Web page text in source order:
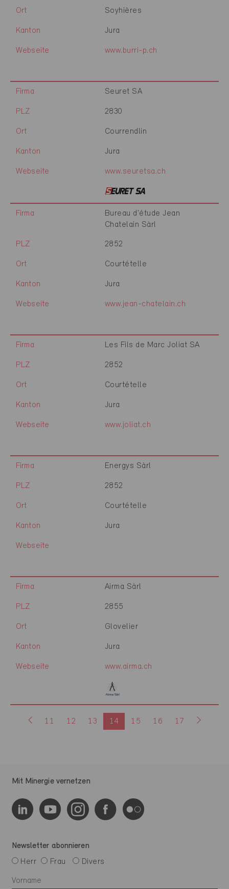
Ort Soyhières
Kanton Jura
Webseite www.burri-p.ch
Firma Seuret SA
PLZ 2830
Ort Courrendlin
Kanton Jura
Webseite www.seuretsa.ch
Firma
Bureau d'étude Jean
Chatelain Sàrl
PLZ 2852
Ort Courtételle
Kanton Jura
Webseite www.jean-chatelain.ch
Firma Les Fils de Marc Joliat SA
PLZ 2852
Ort Courtételle
Kanton Jura
Webseite www.joliat.ch
Firma Energys Sàrl
PLZ 2852
Ort Courtételle
Kanton Jura
Webseite
Firma Airma Sàrl
PLZ 2855
Ort Glovelier
Kanton Jura
Webseite www.airma.ch
11 12 13 14 15 16 17
Mit Minergie vernetzen
Newsletter abonnieren
Herr
Frau Divers